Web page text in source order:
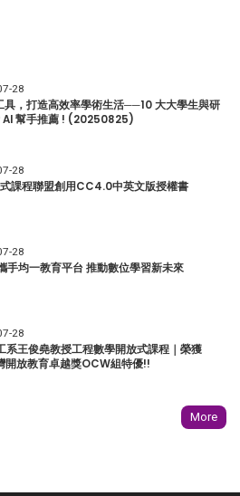
28
具，打造高效率學術生活──10 大大學生與研
AI 幫手推薦 ! (20250825)
28
課程聯盟創用CC4.0中英文版授權書
28
手均一教育平台 推動數位學習新未來
28
系王俊堯教授工程數學開放式課程｜榮獲
開放教育卓越獎OCW組特優!!
More